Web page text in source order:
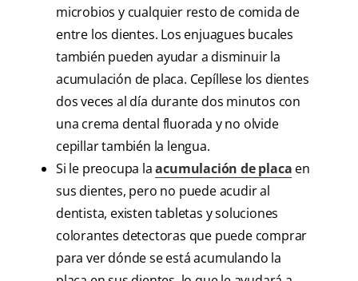
microbios y cualquier resto de comida de
entre los dientes. Los enjuagues bucales
también pueden ayudar a disminuir la
acumulación de placa. Cepíllese los dientes
dos veces al día durante dos minutos con
una crema dental fluorada y no olvide
cepillar también la lengua.
Si le preocupa laacumulación de placa en
sus dientes, pero no puede acudir al
dentista, existen tabletas y soluciones
colorantes detectoras que puede comprar
para ver dónde se está acumulando la